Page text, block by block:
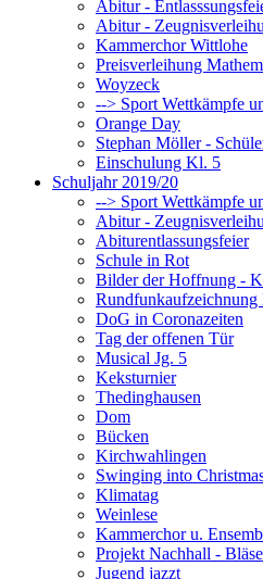
Abitur -
Abitur -
Kammerchor Wittlohe
Preisverleihung
Woyzeck
--> Sport Wettkämpfe
Orange Day
Stephan Möller -
Einschulung Kl. 5
Schuljahr 2019/20
--> Sport Wettkämpfe
Abitur -
Abiturentlassungsfeier
Schule in Rot
Bilder der Hoffnung -
Rundfunkaufzeichnung
DoG in Coronazeiten
Tag der offenen Tür
Musical Jg. 5
Keksturnier
Thedinghausen
Dom
Bücken
Kirchwahlingen
Swinging into
Klimatag
Weinlese
Kammerchor u.
Projekt Nachhall -
Jugend jazzt